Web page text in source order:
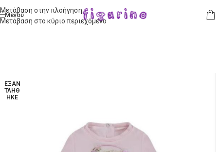
Μετάβαση στην πλοήγηση
Μετάβαση στο κύριο περιεχόμενο
Μενού
ΕΞΑΝ
ΤΛΉΘ
ΗΚΕ